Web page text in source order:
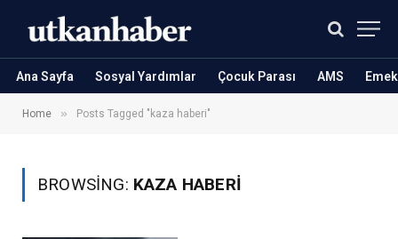
Ana Sayfa Sosyal Yardımlar Çocuk Parası AMS
Home » Posts Tagged "kaza haberi"
BROWSING: KAZA HABERI